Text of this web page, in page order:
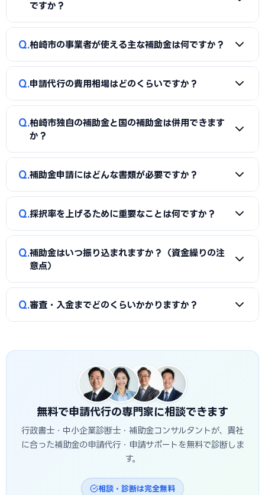
ですか？
A
補助金は事業計画書の完成度で採択率が大きく変わりま
成、必要書類の整備、申請システム（電子申請）の操作、採
択後の実績報告まで一貫してサポートを受けられます。本業に
Q 柏崎市の事業者が使える主な補助金は何ですか？
A
国の「ものづくり補助金」「IT導入補助金」「小規模事
投資補助金」に加え、柏崎市独自の補助金・助成金が活用で
きます。詳しくは本記事の「柏崎市独自の補助金制度」「国
の主要補助金」の各セクションをご覧ください。
Q 申請代行の費用相場はどのくらいですか？
A
一般的に「着手金（無料〜数万円）＋成功報酬（採択額
の10〜15%程度）」の体系が多く、完全成功報酬型の事務所
約前に見積もりと報酬条件を必ず確認しましょう。当サイト
では柏崎市に対応した実績豊富な専門家を無料でご紹介して
Q 柏崎市独自の補助金と国の補助金は併用できます
か？
A
同一経費への重複申請はできませんが、対象経費を「設備
金）」のように分けることで、異なる経費項目について両方
を活用できるケースがあります。経費按分の計画は事前に専門
Q 補助金申請にはどんな書類が必要ですか？
A
一般的に、事業計画書、見積書、決算書（直近2期分）、
類（賃上げ表明・事業継続力強化計画の認定等）も求められ
ます。申請代行ではこれらの書類整備と不備チェックを代行
し、差し戻しによる遅延を防ぎます。
Q 採択率を上げるために重要なことは何ですか？
A
①公募要領の加点項目を漏れなく満たすこと、②課題・解
決策・効果を定量的（数値）で示すこと、③事業の革新性と
市の地域特性や自社の強みを盛り込んだ計画書ほど高く評価
されます。申請代行はこの作り込みを専門的に支援します。
Q 補助金はいつ振り込まれますか？（資金繰りの注
意点）
A
補助金は原則「後払い（精算払い）」です。採択後にいっ
Q 審査・入金までどのくらいかかりますか？
決定・事業実施・実績報告を経て入金されるため、申請から
入金まで半年〜1年程度かかるのが一般的です。柏崎市独自の
補助金は予算上限に達し次第終了する場合があるため、早め
の相談・申請が有利です。
無料で申請代行の専門家に相談できます
行政書士・中小企業診断士・補助金コンサルタントが、貴社
に合った補助金の申請代行・申請サポートを無料で診断しま
す。
相談・診断は完全無料